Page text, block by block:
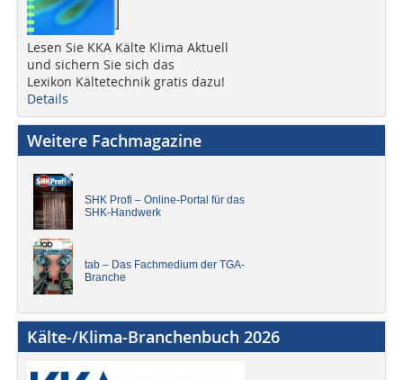
Lesen Sie KKA Kälte Klima Aktuell
und sichern Sie sich das
Lexikon Kältetechnik gratis dazu!
Details
Weitere Fachmagazine
SHK Profi – Online-Portal für das
SHK-Handwerk
tab – Das Fachmedium der TGA-
Branche
Kälte-/Klima-Branchenbuch 2026